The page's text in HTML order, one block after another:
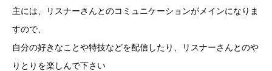
主には、リスナーさんとのコミュニケーションがメインになりま
すので、
自分の好きなことや特技などを配信したり、リスナーさんとのや
りとりを楽しんで下さい